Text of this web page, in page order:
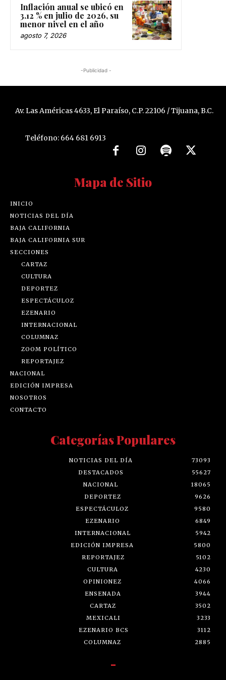
Inflación anual se ubicó en
3.12 % en julio de 2026, su
menor nivel en el año
agosto 7, 2026
-Publicidad -
Av. Las Américas 4633, El Paraíso, C.P. 22106 / Tijuana, B.C.
Teléfono: 664 681 6913
Mapa de Sitio
INICIO
NOTICIAS DEL DÍA
BAJA CALIFORNIA
BAJA CALIFORNIA SUR
SECCIONES
CARTAZ
CULTURA
DEPORTEZ
ESPECTÁCULOZ
EZENARIO
INTERNACIONAL
COLUMNAZ
ZOOM POLÍTICO
REPORTAJEZ
NACIONAL
EDICIÓN IMPRESA
NOSOTROS
CONTACTO
Categorías Populares
NOTICIAS DEL DÍA
73093
DESTACADOS
55627
NACIONAL
18065
DEPORTEZ
9626
ESPECTÁCULOZ
9580
EZENARIO
6849
INTERNACIONAL
5942
EDICIÓN IMPRESA
5800
REPORTAJEZ
5102
CULTURA
4230
OPINIONEZ
4066
ENSENADA
3944
CARTAZ
3502
MEXICALI
3233
EZENARIO BCS
3112
COLUMNAZ
2885
-